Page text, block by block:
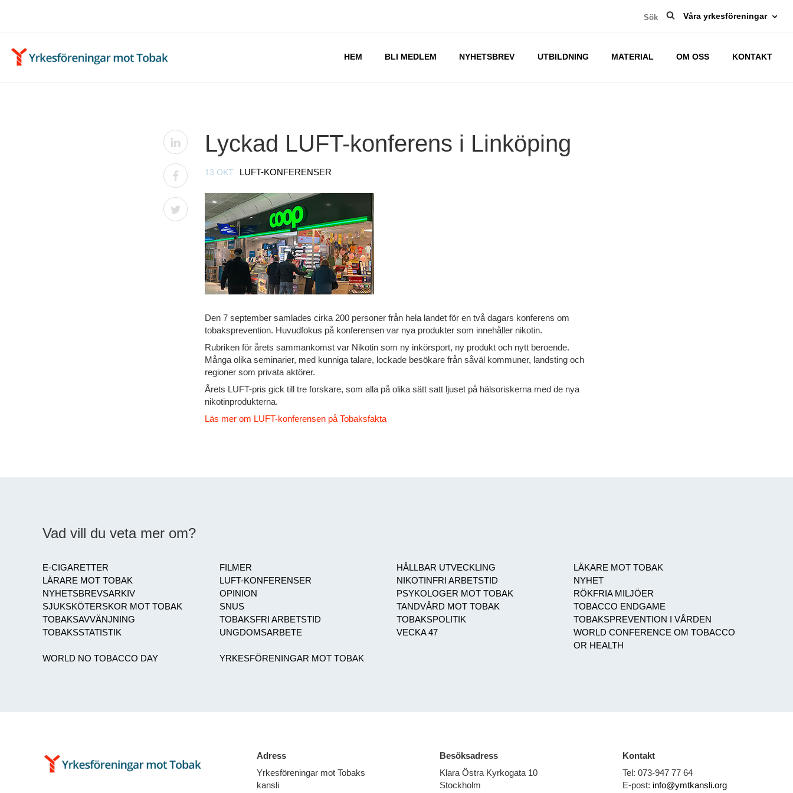
Sök
Våra yrkesföreningar
HEM BLI MEDLEM NYHETSBREV UTBILDNING MATERIAL OM OSS KONTAKT
Lyckad LUFT-konferens i Linköping
13 OKT LUFT-KONFERENSER
Den 7 september samlades cirka 200 personer från hela landet för en två dagars konferens om
tobaksprevention. Huvudfokus på konferensen var nya produkter som innehåller nikotin.
Rubriken för årets sammankomst var Nikotin som ny inkörsport, ny produkt och nytt beroende.
Många olika seminarier, med kunniga talare, lockade besökare från såväl kommuner, landsting och
regioner som privata aktörer.
Årets LUFT-pris gick till tre forskare, som alla på olika sätt satt ljuset på hälsoriskerna med de nya
nikotinprodukterna.
Läs mer om LUFT-konferensen på Tobaksfakta
Vad vill du veta mer om?
E-CIGARETTER FILMER HÅLLBAR UTVECKLING
LÄKARE MOT TOBAK
LÄRARE MOT TOBAK
LUFT-KONFERENSER NIKOTINFRI ARBETSTID
NYHET
NYHETSBREVSARKIV
OPINION PSYKOLOGER MOT TOBAK
RÖKFRIA MILJÖER
SJUKSKÖTERSKOR MOT TOBAK
SNUS TANDVÅRD MOT TOBAK
TOBACCO ENDGAME
TOBAKSAVVÄNJNING
TOBAKSFRI ARBETSTID TOBAKSPOLITIK
TOBAKSPREVENTION I VÅRDEN
TOBAKSSTATISTIK
UNGDOMSARBETE VECKA 47
WORLD CONFERENCE OM TOBACCO
OR HEALTH
WORLD NO TOBACCO DAY
YRKESFÖRENINGAR MOT TOBAK
Adress
Yrkesföreningar mot Tobaks
kansli
Besöksadress
Klara Östra Kyrkogata 10
Stockholm
Kontakt
Tel: 073-947 77 64
E-post: info@ymtkansli.org